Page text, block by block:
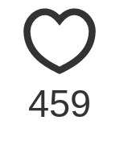
459